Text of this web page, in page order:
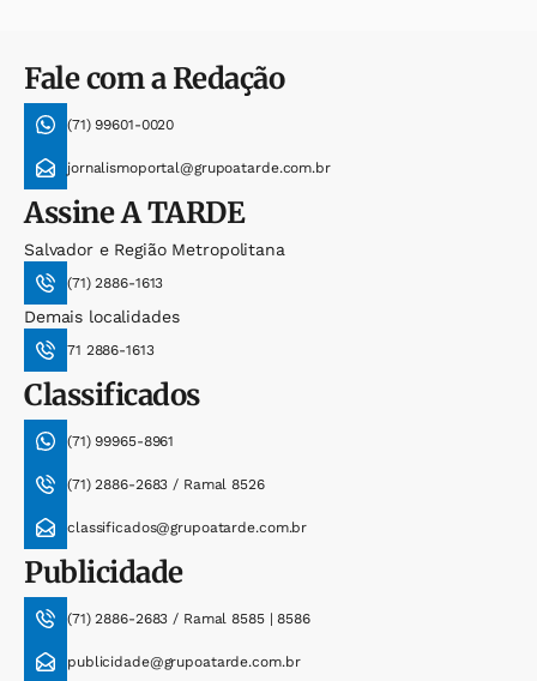
Fale com a Redação
(71) 99601-0020
jornalismoportal@grupoatarde.com.br
AssineA TARDE
Salvador e Região Metropolitana
(71) 2886-1613
Demais localidades
71 2886-1613
Classificados
(71) 99965-8961
(71) 2886-2683 / Ramal 8526
classificados@grupoatarde.com.br
Publicidade
(71) 2886-2683 / Ramal 8585 | 8586
publicidade@grupoatarde.com.br